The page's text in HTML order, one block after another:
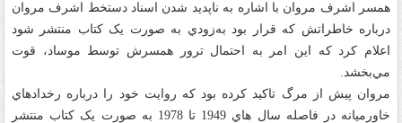
همسر اشرف مروان با اشاره به ناپديد شدن اسناد دستخط اشرف مروان
درباره خاطراتش که قرار بود به‌زودي به صورت يک کتاب منتشر شود
اعلام کرد که اين امر به احتمال ترور همسرش توسط موساد، قوت
مي‌بخشد.
مروان پيش از مرگ تاکيد کرده بود که روايت خود را درباره رخدادهاي
خاورميانه در فاصله سال هاي 1949 تا 1978 به صورت يک کتاب منتشر